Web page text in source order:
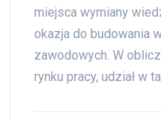
miejsca wymiany
okazja do budowania
zawodowych. W
rynku pracy, udział w